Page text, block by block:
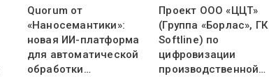
Quorum от
«Наносемантики»:
новая ИИ-платформа
для автоматической
обработки…
Проект ООО «ЦЦТ»
(Группа «Борлас», ГК
Softline) по
цифровизации
производственной…